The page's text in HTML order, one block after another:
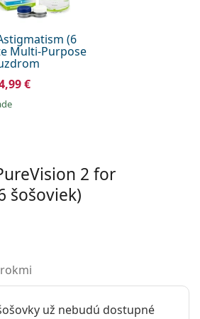
11 mesiacov
& Lomb
g
(6
Multi-Purpose
€
2 for
šošoviek)
už nebudú dostupné